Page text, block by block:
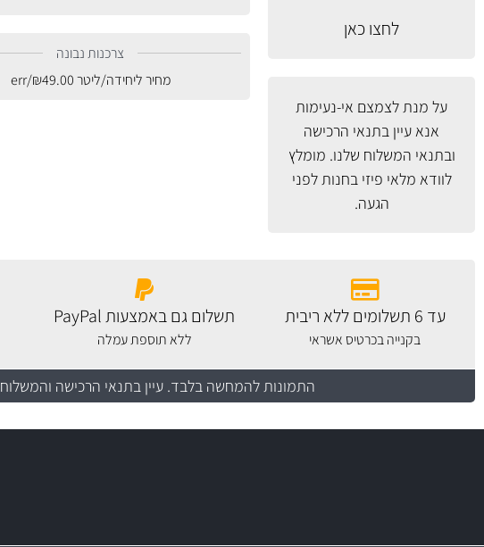
לחצו כאן
על מנת לצמצם אי-נעימות
אנא עיין בתנאי הרכישה
ובתנאי המשלוח שלנו. מומלץ
לוודא מלאי פיזי בחנות לפני
הגעה.
צרכנות נבונה
מחיר ליחידה/ליטר
₪49.00
/err
עד 6 תשלומים ללא ריבית
בקנייה בכרטיס אשראי
תשלום גם באמצעות PayPal
ללא תוספת עמלה
התמונות להמחשה בלבד. עיין בתנאי הרכישה והמשלוח